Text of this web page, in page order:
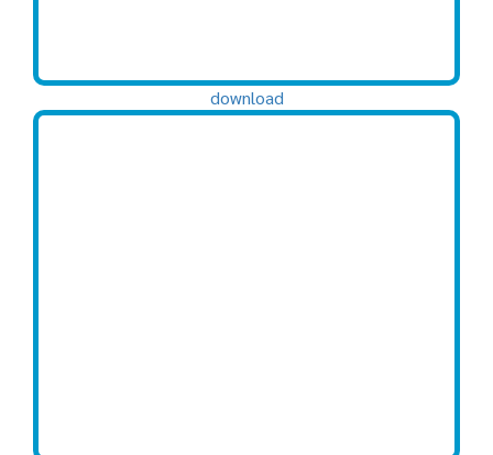
download